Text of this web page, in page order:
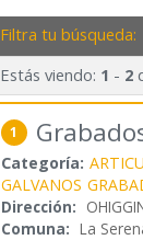
Filtra tu búsqueda:
Estás viendo: 1 - 2
1
Categoría:
GALVANOS
Dirección:
Comuna: La